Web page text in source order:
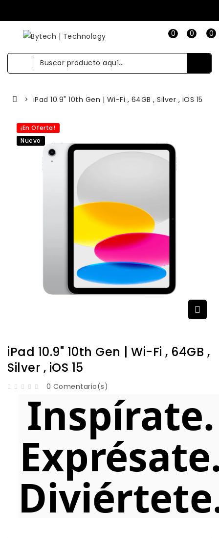
0
0
0
iPad 10.9" 10th Gen | Wi-Fi , 64GB , Silver , iOS 15
¡En Oferta!
Nuevo
iPad 10.9" 10th Gen | Wi-Fi , 64GB ,
Silver , iOS 15
0 Comentario(s)
Inspírate.